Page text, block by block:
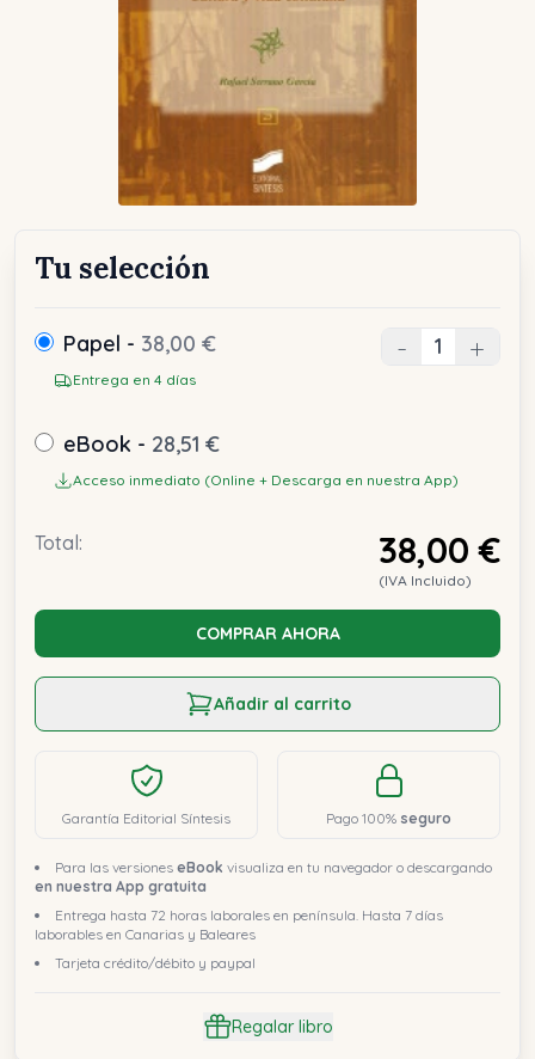
Tu selección
Papel - 38,00 €
Entrega en 4 días
- +
eBook - 28,51 €
Acceso inmediato (Online + Descarga en nuestra App)
Total: 38,00 €
(IVA Incluido)
COMPRAR AHORA
Añadir al carrito
Garantía Editorial Síntesis Pago 100% seguro
Para las versiones eBook visualiza en tu navegador o descargando
en nuestra App gratuita
Entrega hasta 72 horas laborales en península. Hasta 7 días
laborables en Canarias y Baleares
Tarjeta crédito/débito y paypal
Regalar libro